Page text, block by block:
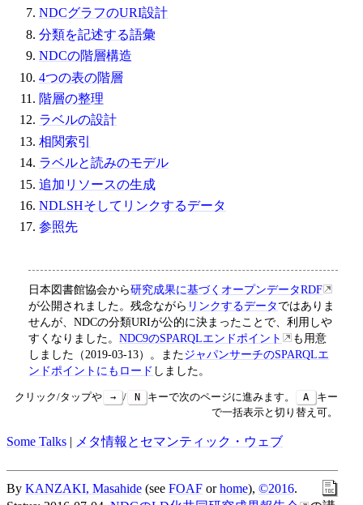
NDCグラフのURI設計
分類を記述する語彙
NDCの階層構造
4つの表の階層
階層の整理
ラベルの設計
相関索引
ラベルと読みのモデル
追加リソースの生成
NDLSHそしてリンクするデータ
参照先
日本図書館協会から研究成果に基づくオープンデータRDF
が公開されました。残念ながら リンクするデータ ではありま
せんが、NDCの分類URIが公的に決まったことで、利用しや
すくなりました。NDC9のSPARQLエンドポイント
も用意
しました（2019-03-13）。またジャパンサーチのSPARQLエ
ンドポイントにもロード しました。
クリック/タップや → / N キーで次のページに進みます。 A
キー
で一括表示と切り替え可。
Some Talks | メタ情報とセマンティック・ウェブ
By KANZAKI, Masahide (see FOAF orhome), ©2016.